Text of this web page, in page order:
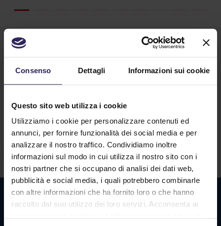
Consenso Dettagli Informazioni sui cookie
Questo sito web utilizza i cookie
Utilizziamo i cookie per personalizzare contenuti ed
annunci, per fornire funzionalità dei social media e per
analizzare il nostro traffico. Condividiamo inoltre
informazioni sul modo in cui utilizza il nostro sito con i
nostri partner che si occupano di analisi dei dati web,
pubblicità e social media, i quali potrebbero combinarle
con altre informazioni che ha fornito loro o che hanno
raccolto dal suo utilizzo dei loro servizi. Acconsenta ai
Contatti
Sede La Spezia